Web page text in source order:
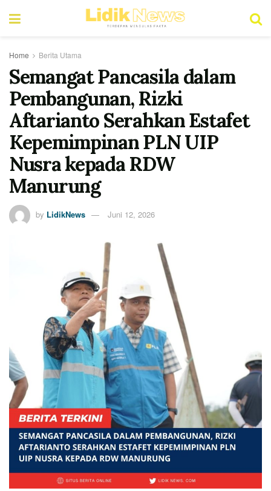
Home Berita Utama
Semangat Pancasila dalam
Pembangunan, Rizki
Aftarianto Serahkan Estafet
Kepemimpinan PLN UIP
Nusra kepada RDW
Manurung
by LidikNews Juni 12, 2026